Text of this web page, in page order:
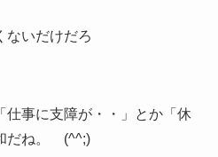
ないだけだろ
仕事に支障が・・」とか「休
だね。 (^^;)